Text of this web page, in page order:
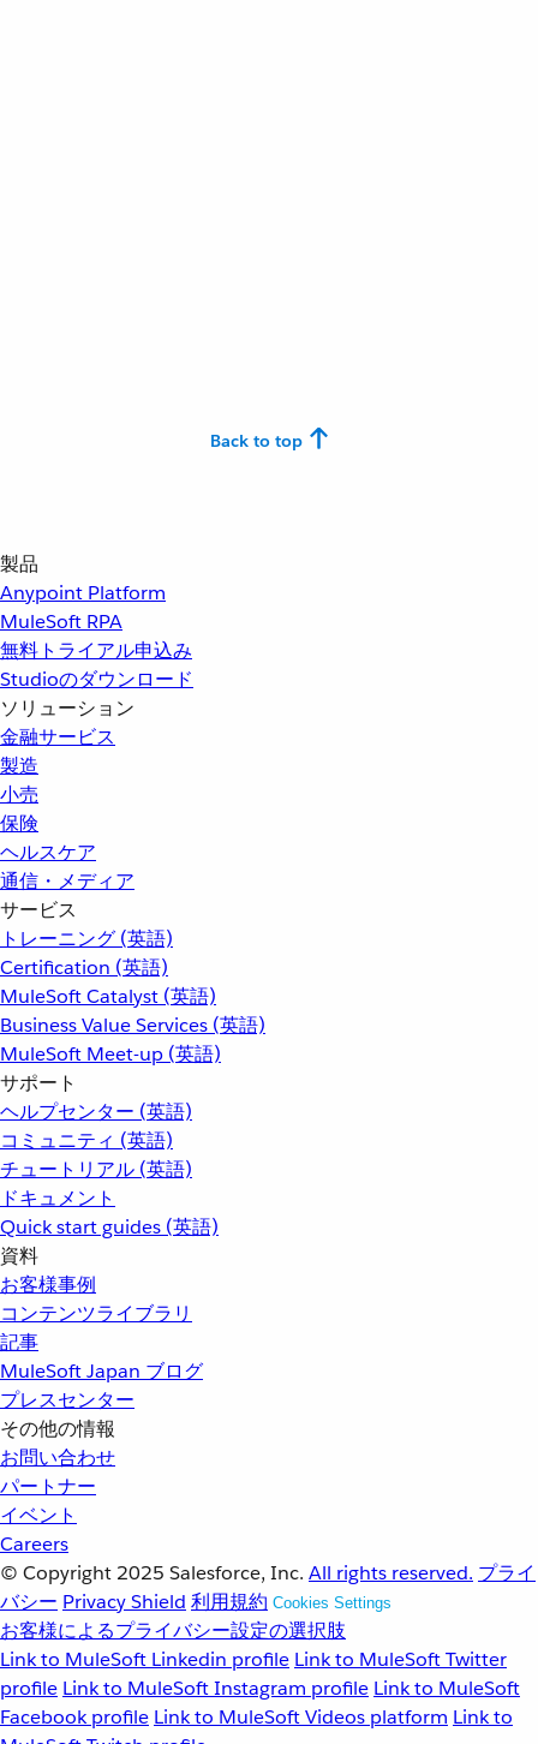
Back to top
製品
Anypoint Platform
MuleSoft RPA
無料トライアル申込み
Studioのダウンロード
ソリューション
金融サービス
製造
小売
保険
ヘルスケア
通信・メディア
サービス
トレーニング (英語)
Certification (英語)
MuleSoft Catalyst (英語)
Business Value Services (英語)
MuleSoft Meet-up (英語)
サポート
ヘルプセンター (英語)
コミュニティ (英語)
チュートリアル (英語)
ドキュメント
Quick start guides (英語)
資料
お客様事例
コンテンツライブラリ
記事
MuleSoft Japan ブログ
プレスセンター
その他の情報
お問い合わせ
パートナー
イベント
Careers
© Copyright 2025 Salesforce, Inc. All rights reserved. プライ
バシー Privacy Shield 利用規約 Cookies Settings
お客様によるプライバシー設定の選択肢
Link to MuleSoft Linkedin profile Link to MuleSoft Twitter
profile Link to MuleSoft Instagram profile Link to MuleSoft
Facebook profile Link to MuleSoft Videos platform Link to